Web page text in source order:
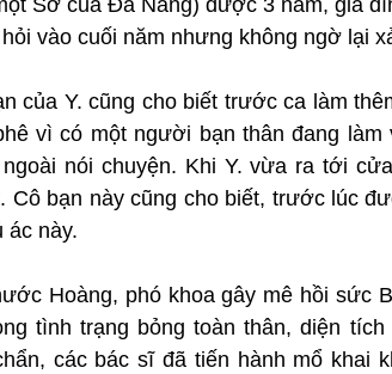
vào cuối năm nhưng không ngờ lại
của Y. cũng cho biết trước ca làm
vì có một người bạn thân đang
nói chuyện. Khi Y. vừa ra tới
Cô bạn này cũng cho biết, trước lúc
ác này.
Hoàng, phó khoa gây mê hồi sức
tình trạng bỏng toàn thân, diện
các bác sĩ đã tiến hành mổ khai